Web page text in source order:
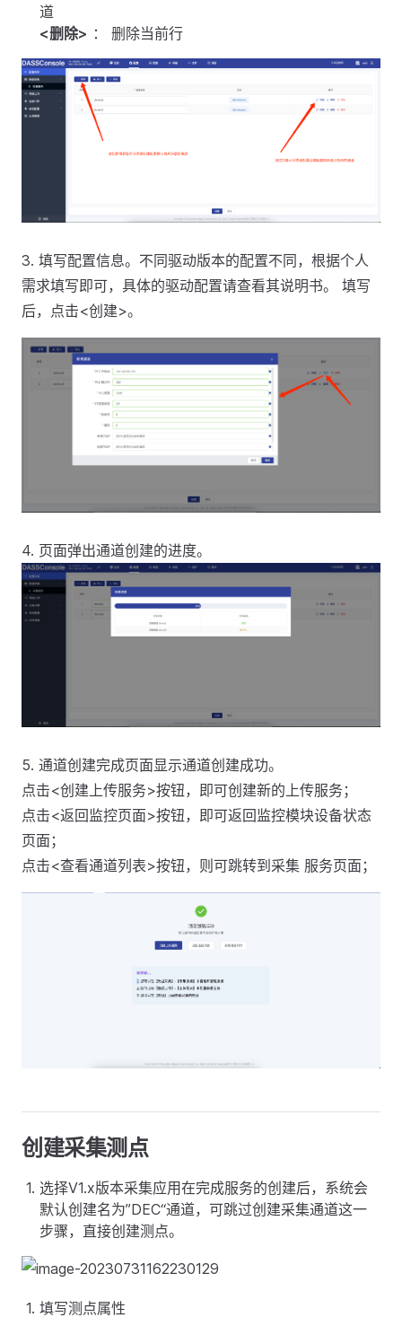
道
<删除> ： 删除当前行
3. 填写配置信息。不同驱动版本的配置不同，根据个人
需求填写即可，具体的驱动配置请查看其说明书。 填写
后，点击<创建>。
4. 页面弹出通道创建的进度。
5. 通道创建完成页面显示通道创建成功。
点击<创建上传服务>按钮，即可创建新的上传服务；
点击<返回监控页面>按钮，即可返回监控模块设备状态
页面；
点击<查看通道列表>按钮，则可跳转到采集 服务页面；
创建采集测点
选择V1.x版本采集应用在完成服务的创建后，系统会
默认创建名为”DEC“通道，可跳过创建采集通道这一
步骤，直接创建测点。
填写测点属性